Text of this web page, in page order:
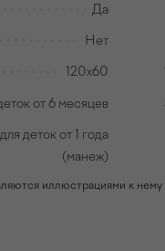
Да
Нет
120х60
от 6 месяцев
деток от 1 года
(манеж)
иллюстрациями к нему